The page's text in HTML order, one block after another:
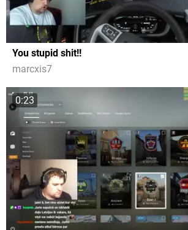
You stupid shit!!
marcxis7
0:23